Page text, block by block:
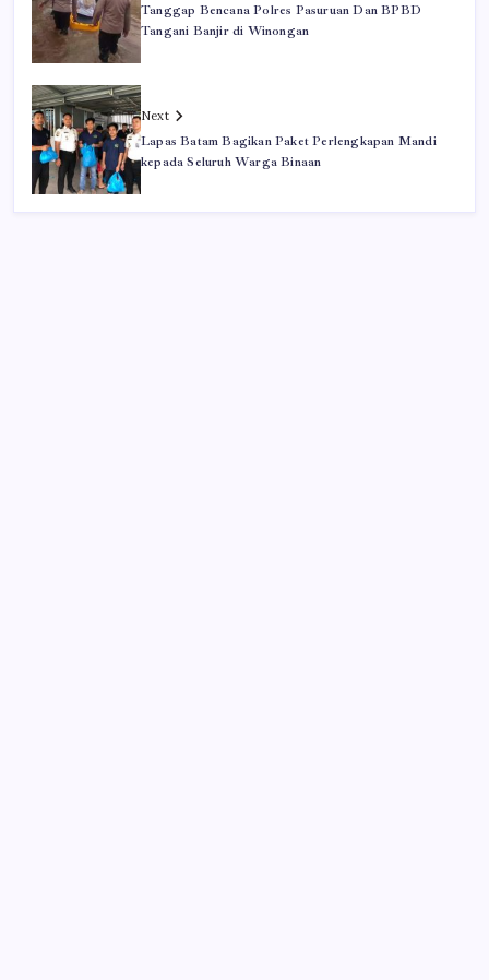
Tanggap Bencana Polres Pasuruan Dan BPBD
Tangani Banjir di Winongan
Next
Lapas Batam Bagikan Paket Perlengkapan Mandi
kepada Seluruh Warga Binaan